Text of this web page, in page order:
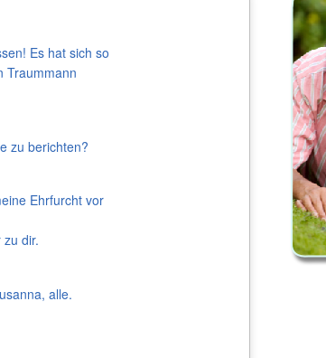
Es hat sich so
Traummann
zu berichten?
Ehrfurcht vor
dir.
alle.